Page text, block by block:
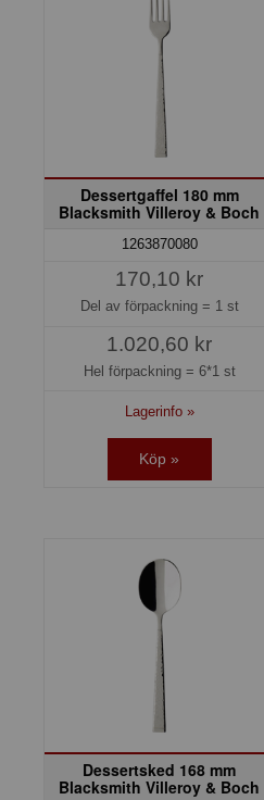
Dessertgaffel 180 mm
Blacksmith Villeroy & Boch
1263870080
170,10 kr
Del av förpackning = 1 st
1.020,60 kr
Hel förpackning = 6*1 st
Lagerinfo »
Köp »
Dessertsked 168 mm
Blacksmith Villeroy & Boch